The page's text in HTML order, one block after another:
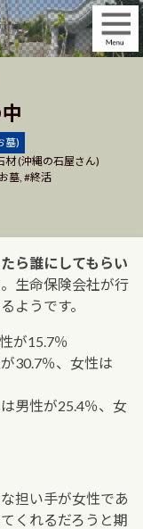
墓)
材 (沖縄の石屋さん)
墓, 終活
ら誰にしてもらい
生命保険会社が行
ようです。
が15.7％
30.7％、女性は
男性が25.4％、女
担い手が女性であ
くれるだろうと期